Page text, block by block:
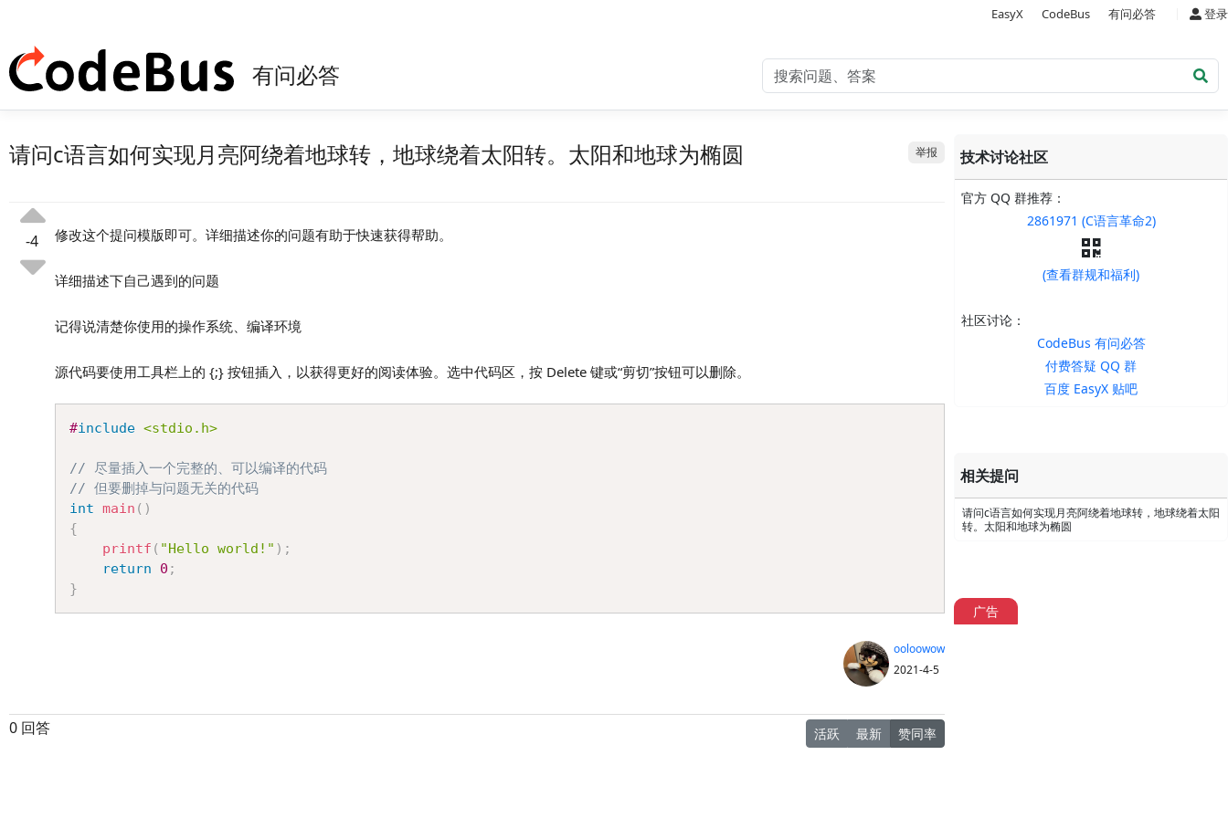
EasyX CodeBus 有问必答 登录
有问必答
举报
请问c语言如何实现月亮阿绕着地球转，地球绕着太阳转。太阳和地球为椭圆
-4 修改这个提问模版即可。详细描述你的问题有助于快速获得帮助。
详细描述下自己遇到的问题
记得说清楚你使用的操作系统、编译环境
源代码要使用工具栏上的 {;} 按钮插入，以获得更好的阅读体验。选中代码区，按 Delete 键或“剪切”按钮可以删除。
#include <stdio.h>
// 尽量插入一个完整的、可以编译的代码
// 但要删掉与问题无关的代码
int main ( )
{
printf ( "Hello world!" ) ;
return
0 ;
}
ooloowow
2021-4-5
0 回答 活跃 最新 赞同率
技术讨论社区
官方 QQ 群推荐：
2861971 (C语言革命2)
(查看群规和福利)
社区讨论：
CodeBus 有问必答
付费答疑 QQ 群
百度 EasyX 贴吧
相关提问
请问c语言如何实现月亮阿绕着地球转，地球绕着太阳
转。太阳和地球为椭圆
广告